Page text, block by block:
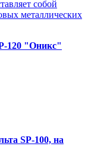
собой
металлических
120 "Оникс"
SP-100, на